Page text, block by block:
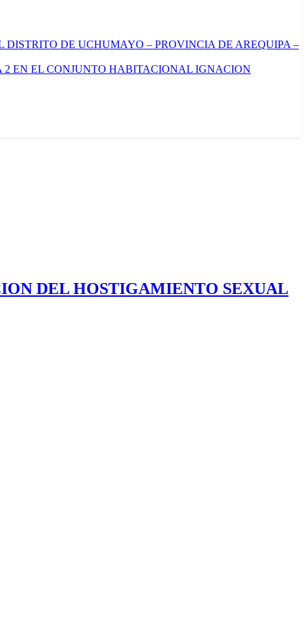
DISTRITO DE UCHUMAYO – PROVINCIA DE AREQUIPA –
EN EL CONJUNTO HABITACIONAL IGNACION
DEL HOSTIGAMIENTO SEXUAL